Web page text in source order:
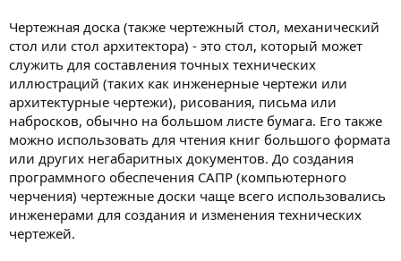
Чертежная доска (также чертежный стол, механический
стол или стол архитектора) - это стол, который может
служить для составления точных технических
иллюстраций (таких как инженерные чертежи или
архитектурные чертежи), рисования, письма или
набросков, обычно на большом листе бумага. Его также
можно использовать для чтения книг большого формата
или других негабаритных документов. До создания
программного обеспечения САПР (компьютерного
черчения) чертежные доски чаще всего использовались
инженерами для создания и изменения технических
чертежей.